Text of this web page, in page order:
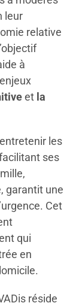
leur
relative
à
et la
les
ses
garantit une
Cet
qui
en
réside